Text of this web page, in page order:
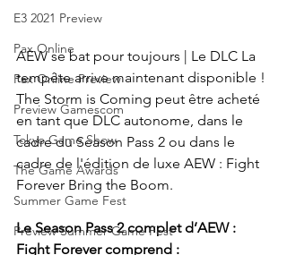
E3 2021 Preview
Pax Online
Pax Online Preview
Preview Gamescom
Tokyo Game Show
The Game Awards
Summer Game Fest
Preview Summer Game Fest
AEW se bat pour toujours | Le DLC La
tempête arrive maintenant disponible !
The Storm is Coming peut être acheté
en tant que DLC autonome, dans le
cadre du Season Pass 2 ou dans le
cadre de l'édition de luxe AEW : Fight
Forever Bring the Boom.
Le Season Pass 2 complet d’AEW :
Fight Forever comprend :